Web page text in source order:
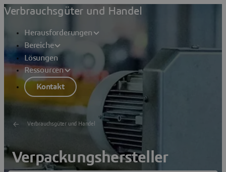
Verbrauchsgüter und Handel
Herausforderungen
Bereiche
Lösungen
Ressourcen
Kontakt
Verbrauchsgüter und Handel
Verpackungshersteller